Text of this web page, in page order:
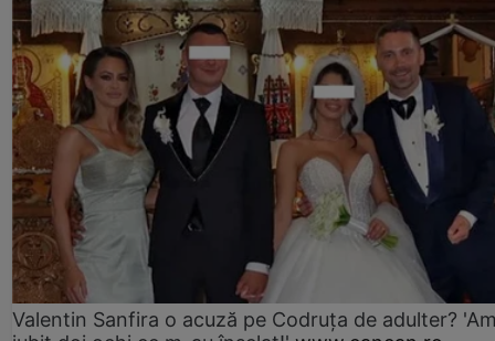
Valentin Sanfira o acuză pe Codruța de adulter?